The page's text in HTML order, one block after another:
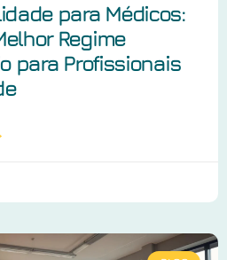
para Médicos:
Regime
para Profissionais